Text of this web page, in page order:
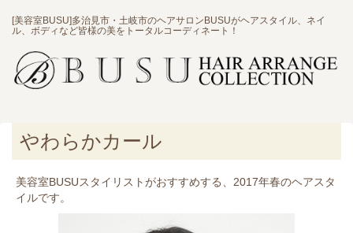
[美容室BUSU]多治見市・土岐市のヘアサロンBUSUがヘアスタイル、ネイ
ル、ボディなど皆様の美をトータルコーディネート！
やわらかカール
美容室BUSUスタイリストがおすすめする、2017年春のヘアスタ
イルです。